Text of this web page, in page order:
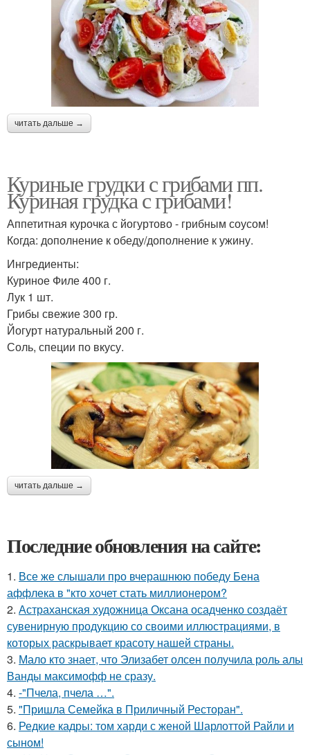
читать дальше →
Куриные грудки с грибами пп.
Куриная грудка с грибами!
Аппетитная курочка с йогуртово - грибным соусом!
Когда: дополнение к обеду/дополнение к ужину.
Ингредиенты:
Куриное Филе 400 г.
Лук 1 шт.
Грибы свежие 300 гр.
Йогурт натуральный 200 г.
Соль, специи по вкусу.
читать дальше →
Последние обновления на сайте:
1. Все же слышали про вчерашнюю победу Бена
аффлека в "кто хочет стать миллионером?
2. Астраханская художница Оксана осадченко создаёт
сувенирную продукцию со своими иллюстрациями, в
которых раскрывает красоту нашей страны.
3. Мало кто знает, что Элизабет олсен получила роль алы
Ванды максимофф не сразу.
4. -"Пчела, пчела …".
5. "Пришла Семейка в Приличный Ресторан".
6. Редкие кадры: том харди с женой Шарлоттой Райли и
сыном!